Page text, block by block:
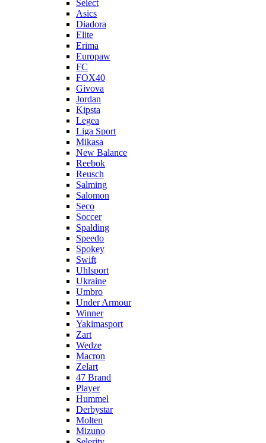
Select
Asics
Diadora
Elite
Erima
Europaw
FC
FOX40
Givova
Jordan
Kipsta
Legea
Liga Sport
Mikasa
New Balance
Reebok
Reusch
Salming
Salomon
Seco
Soccer
Spalding
Speedo
Spokey
Swift
Uhlsport
Ukraine
Umbro
Under Armour
Winner
Yakimasport
Zart
Wedze
Macron
Zelart
47 Brand
Player
Hummel
Derbystar
Molten
Mizuno